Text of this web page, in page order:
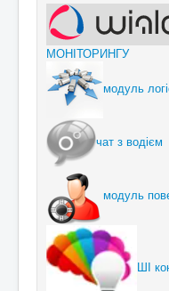
МОНІТОРИНГУ
модуль
чат з водієм
модуль
ШІ